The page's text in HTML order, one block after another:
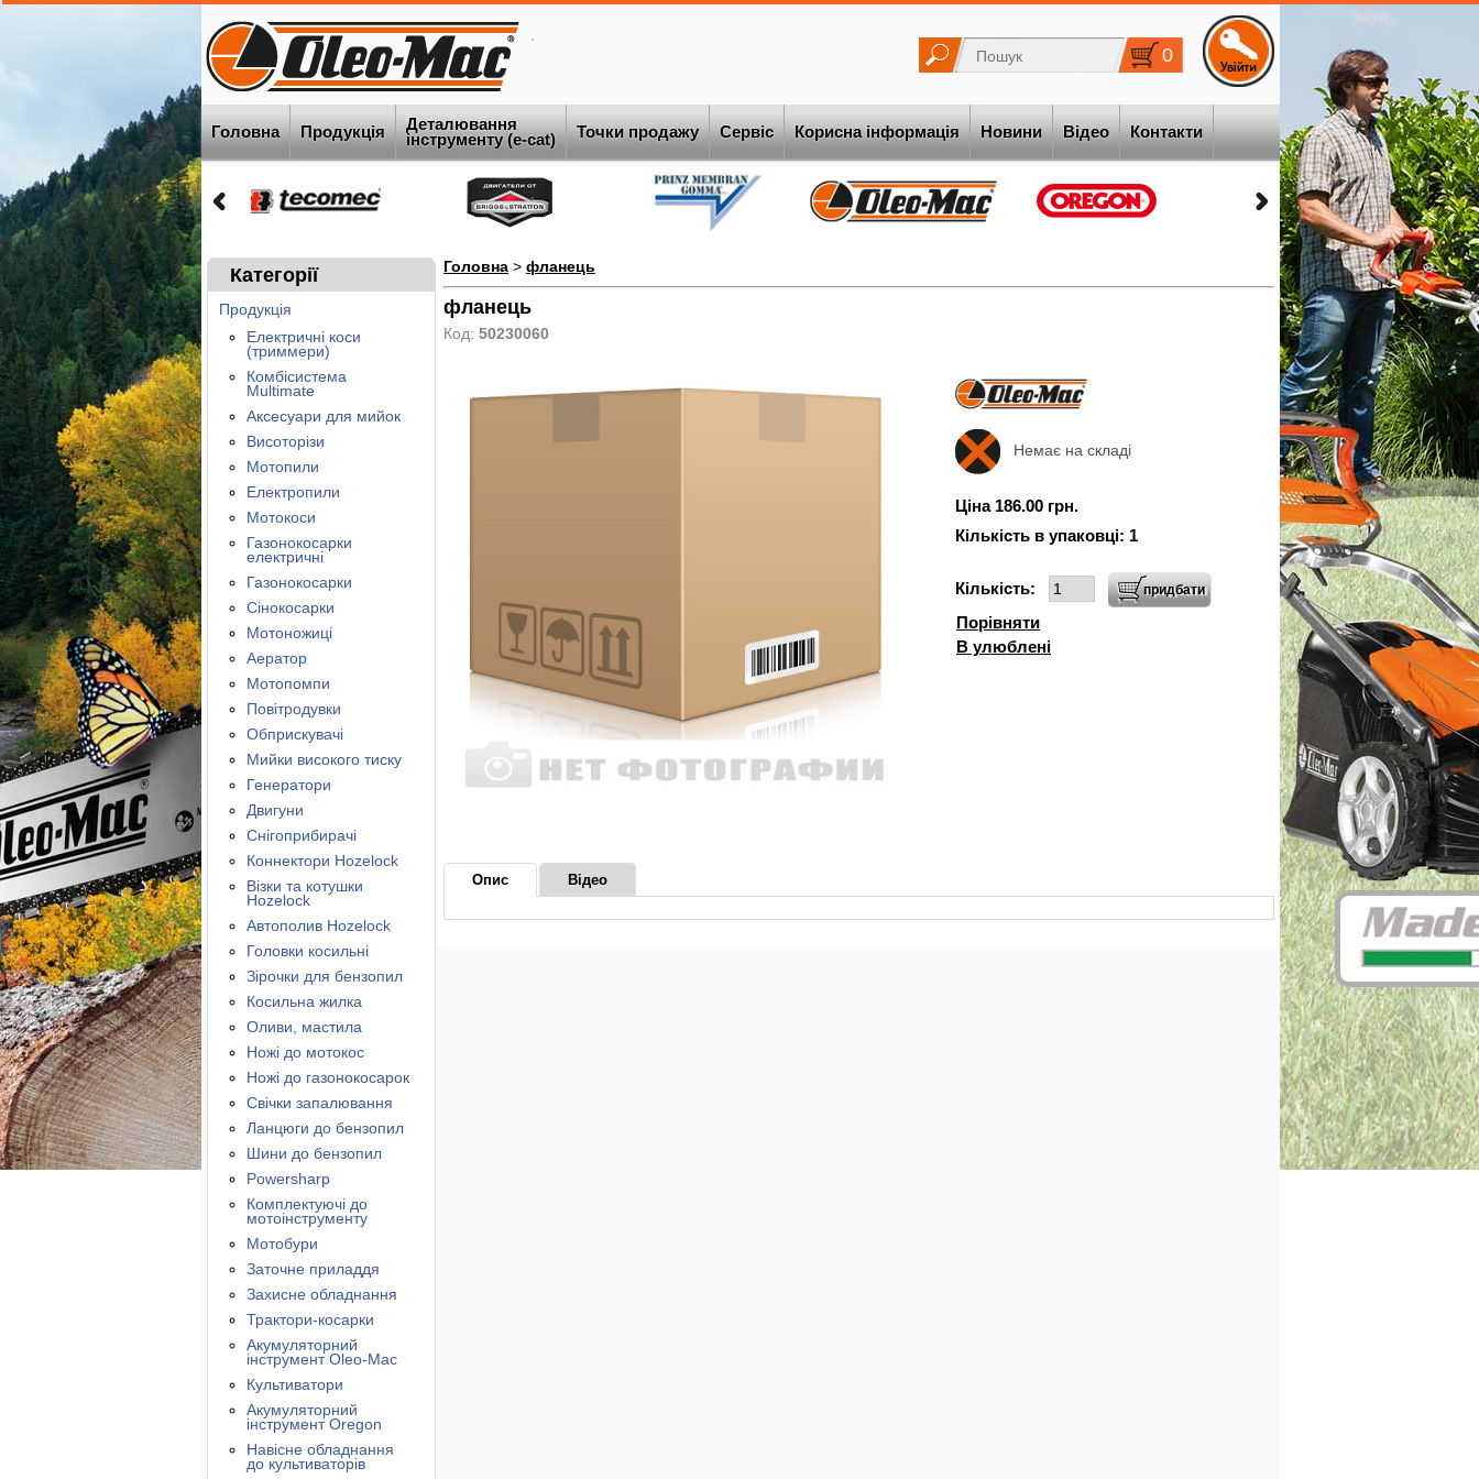
0
Головна Продукція
Деталювання
інструменту (e-cat)
Точки продажу Сервіс Корисна інформація Новини Відео Контакти
Категорії
Продукція
Електричні коси
(триммери)
Комбісистема
Multimate
Аксесуари для мийок
Висоторізи
Мотопили
Електропили
Мотокоси
Газонокосарки
електричні
Газонокосарки
Сінокосарки
Мотоножиці
Аератор
Мотопомпи
Повітродувки
Обприскувачі
Мийки високого тиску
Генератори
Двигуни
Снігоприбирачі
Коннектори Hozelock
Візки та котушки
Hozelock
Автополив Hozelock
Головки косильні
Зірочки для бензопил
Косильна жилка
Оливи, мастила
Ножі до мотокос
Ножі до газонокосарок
Свічки запалювання
Ланцюги до бензопил
Шини до бензопил
Powersharp
Комплектуючі до
мотоінструменту
Мотобури
Заточне приладдя
Захисне обладнання
Трактори-косарки
Акумуляторний
інструмент Oleo-Mac
Культиватори
Акумуляторний
інструмент Oregon
Навісне обладнання
до культиваторів
Головна > фланець
фланець
Код: 50230060
Немає на складі
Ціна 186.00 грн.
Кількість в упаковці: 1
Кількість:
Порівняти
В улюблені
Опис Відео